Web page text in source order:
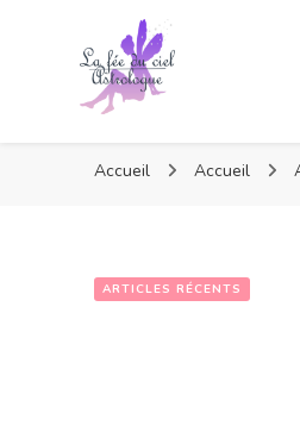
Accueil Accueil
ARTICLES RÉCENTS